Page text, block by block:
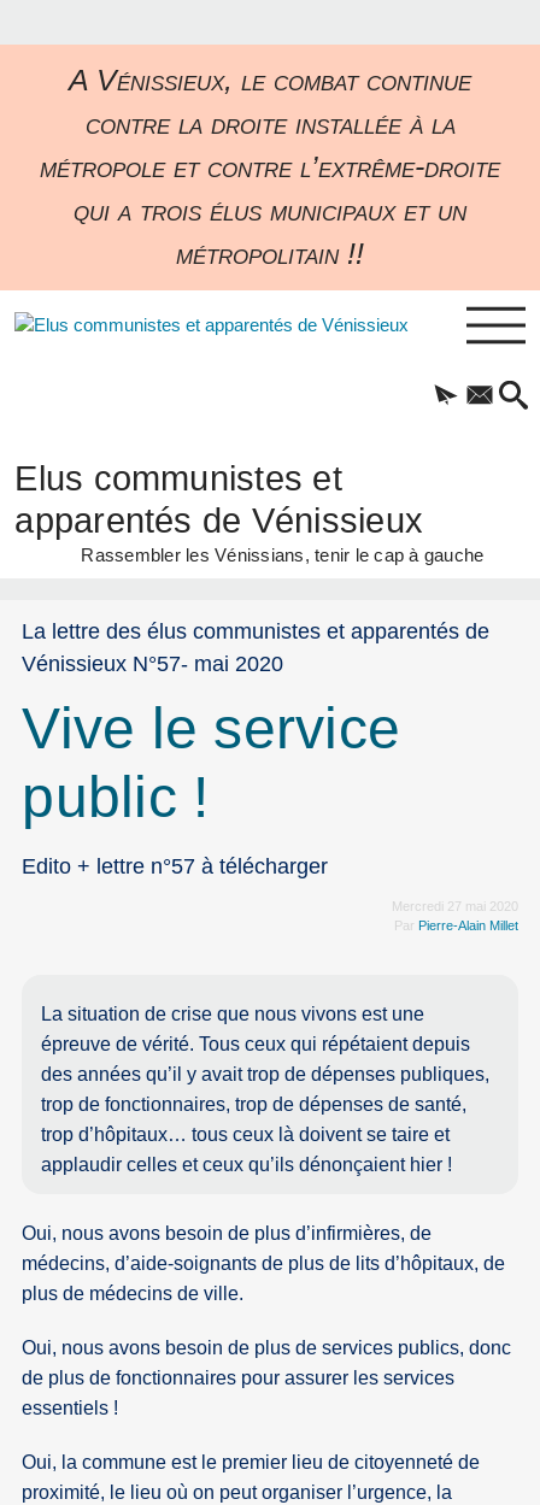
A Vénissieux, le combat continue
contre la droite installée à la
métropole et contre l’extrême-droite
qui a trois élus municipaux et un
métropolitain !!
Elus communistes et
apparentés de Vénissieux
Rassembler les Vénissians, tenir le cap à gauche
La lettre des élus communistes et apparentés de
Vénissieux N°57- mai 2020
Vive le service
public !
Edito + lettre n°57 à télécharger
Mercredi 27 mai 2020
Par Pierre-Alain Millet
La situation de crise que nous vivons est une
épreuve de vérité. Tous ceux qui répétaient depuis
des années qu’il y avait trop de dépenses publiques,
trop de fonctionnaires, trop de dépenses de santé,
trop d’hôpitaux… tous ceux là doivent se taire et
applaudir celles et ceux qu’ils dénonçaient hier !
Oui, nous avons besoin de plus d’infirmières, de
médecins, d’aide-soignants de plus de lits d’hôpitaux, de
plus de médecins de ville.
Oui, nous avons besoin de plus de services publics, donc
de plus de fonctionnaires pour assurer les services
essentiels !
Oui, la commune est le premier lieu de citoyenneté de
proximité, le lieu où on peut organiser l’urgence, la